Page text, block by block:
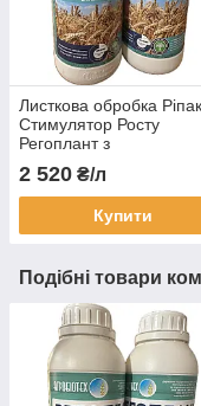
Листкова обробка
Стимулятор Росту
Регоплант з
Регоплант на Ріпак
2 520 ₴/л
Купити
Подібні товари